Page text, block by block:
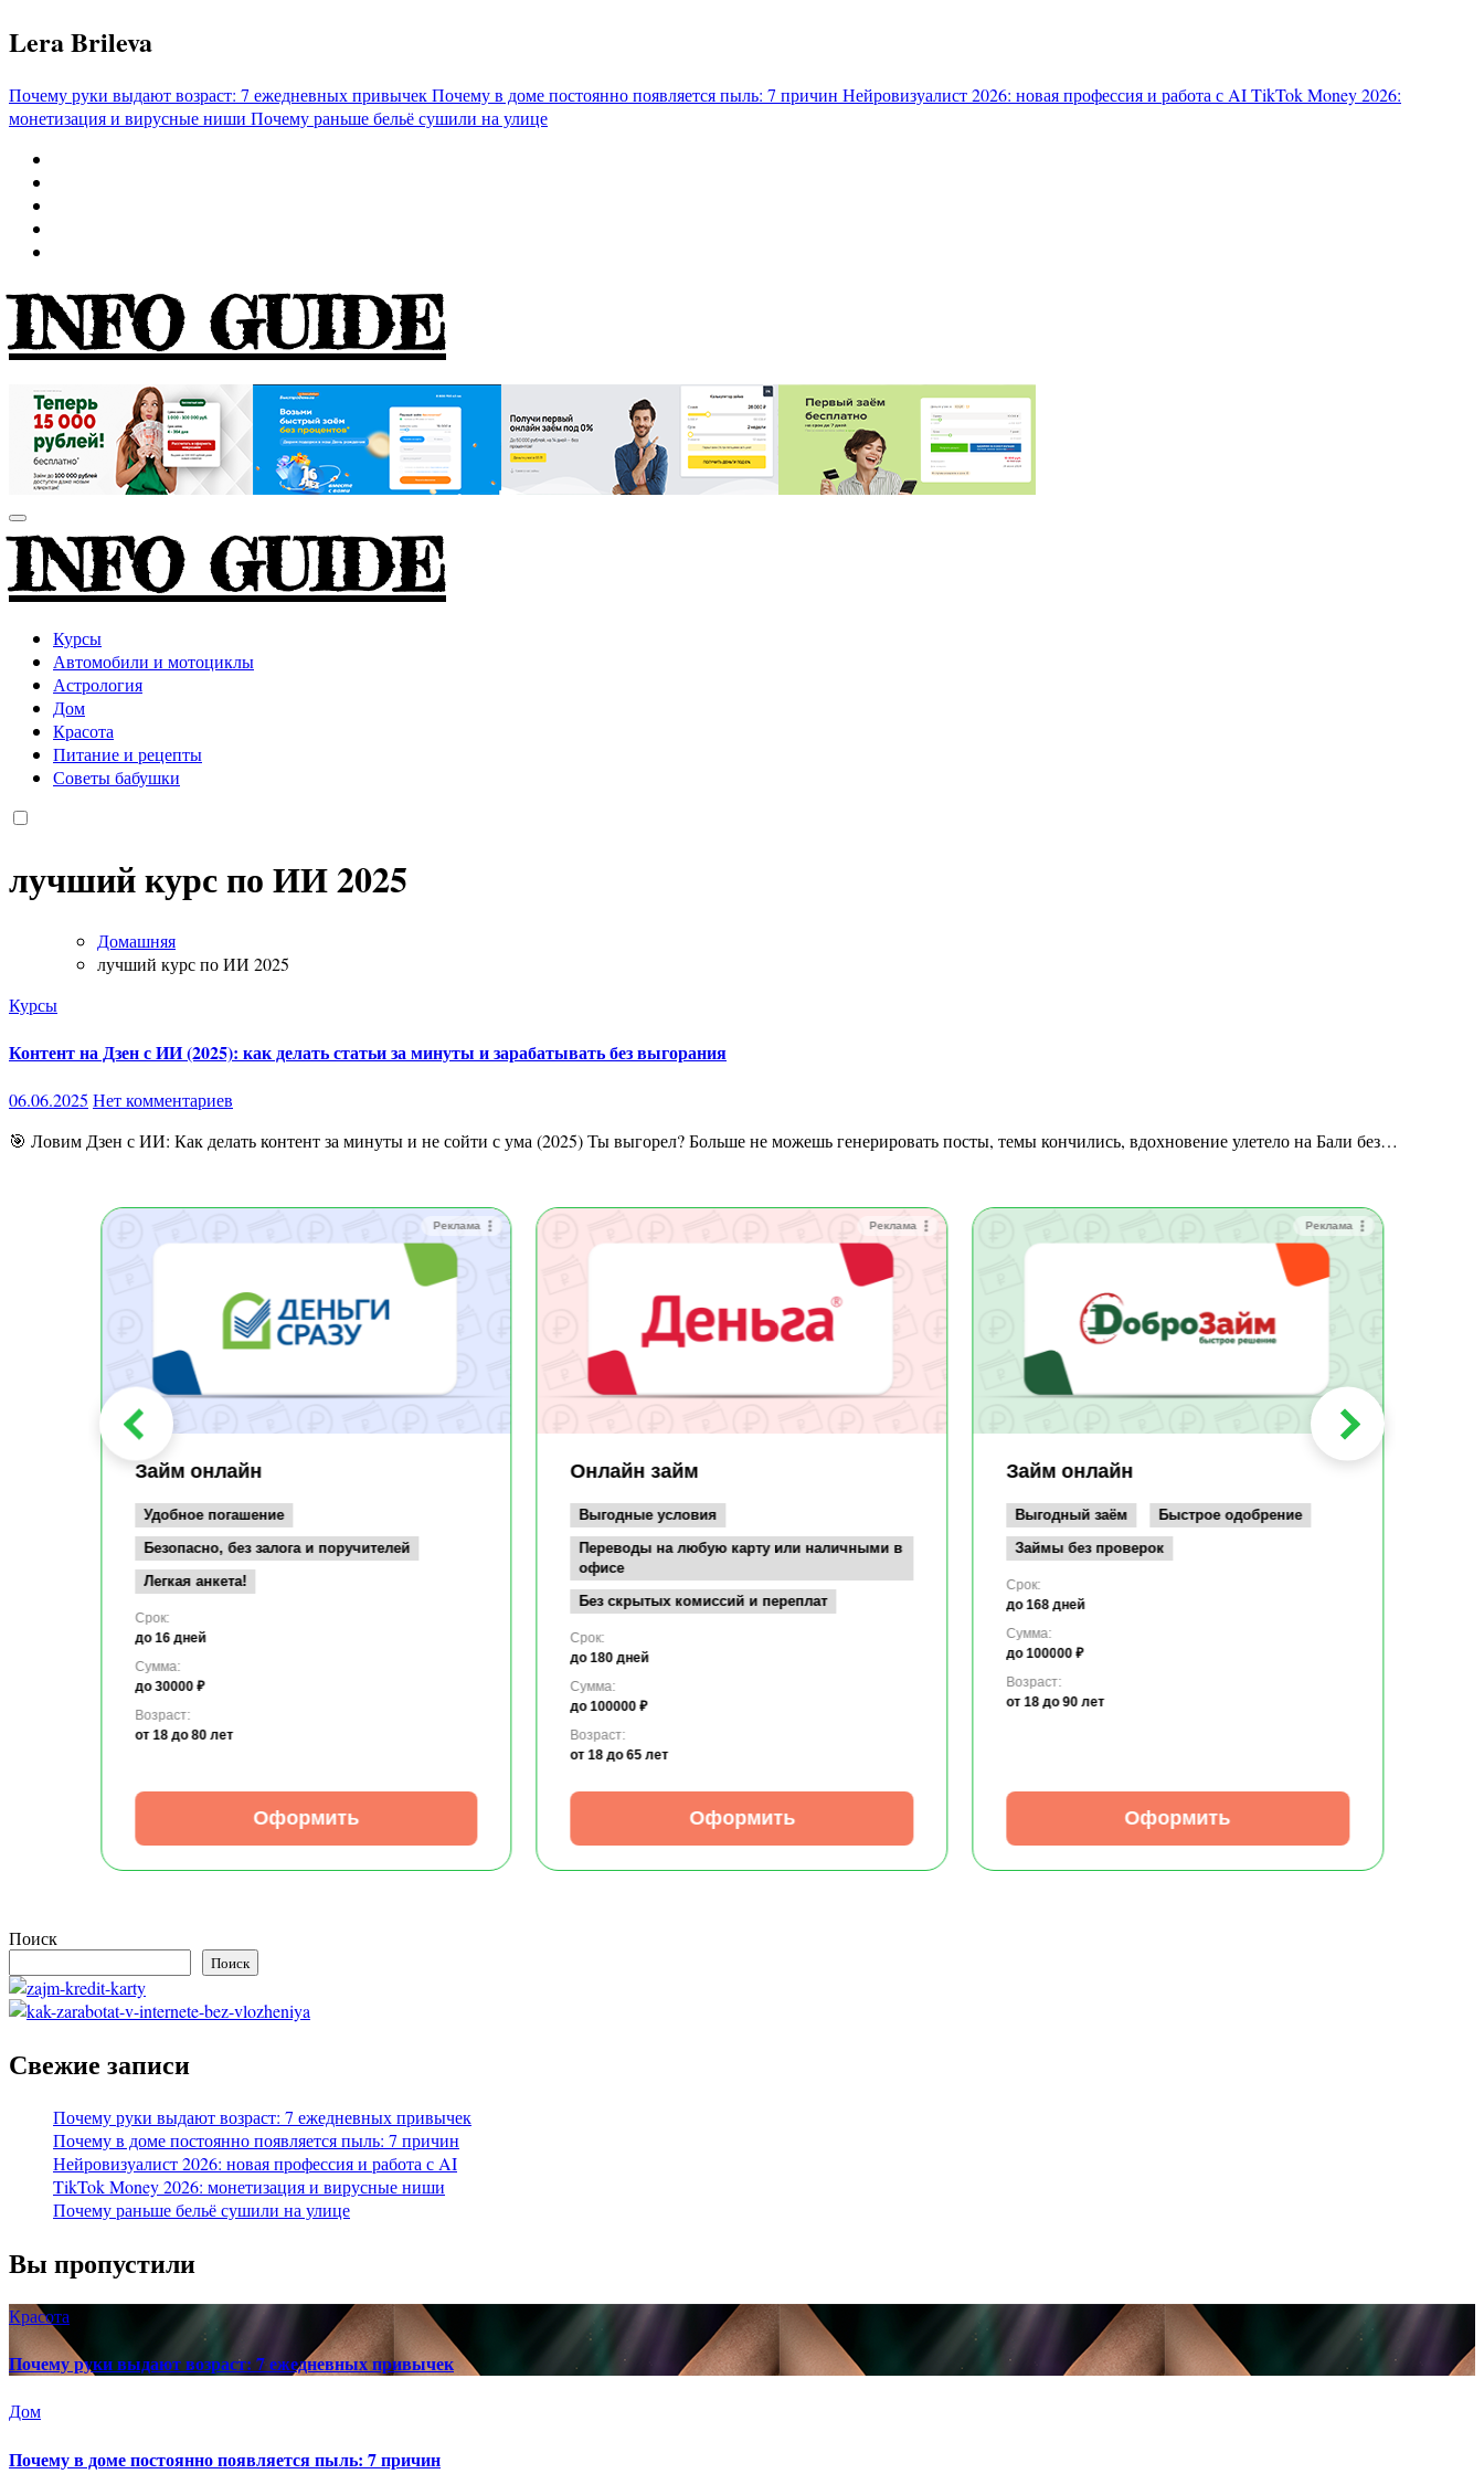
Перейти
к
Lera Brileva
Почему руки выдают возраст: 7 ежедневных привычекПочему в доме постоянно появляется пыль: 7 причин Нейровизуалист 2026: новая профессия и работа с AITikTok Money 2026:
монетизация и вирусные ниши Почему раньше бельё сушили на улице
INFO GUIDE
INFO GUIDE
Курсы
Автомобили и мотоциклы
Астрология
Дом
Красота
Питание и рецепты
Советы бабушки
лучший курс по ИИ 2025
Домашняя
лучший курс по ИИ 2025
Курсы
Контент на Дзен с ИИ (2025): как делать статьи за минуты и зарабатывать без выгорания
06.06.2025 Нет комментариев
🎯 Ловим Дзен с ИИ: Как делать контент за минуты и не сойти с ума (2025) Ты выгорел? Больше не можешь генерировать посты, темы кончились, вдохновение улетело на Бали без…
Реклама
Займ онлайн
Удобное погашение
Безопасно, без залога и поручителей
Легкая анкета!
Срок:
до 16 дней
Сумма:
до 30000 ₽
Возраст:
от 18 до 80 лет
Оформить
Реклама
Онлайн займ
Выгодные условия
Переводы на любую карту или наличными в
офисе
Без скрытых комиссий и переплат
Срок:
до 180 дней
Сумма:
до 100000 ₽
Возраст:
от 18 до 65 лет
Оформить
Реклама
Займ онлайн
Выгодный заём
Быстрое одобрение
Займы без проверок
Срок:
до 168 дней
Сумма:
до 100000 ₽
Возраст:
от 18 до 90 лет
Оформить
Поиск
Поиск
Свежие записи
Почему руки выдают возраст: 7 ежедневных привычек
Почему в доме постоянно появляется пыль: 7 причин
Нейровизуалист 2026: новая профессия и работа с AI
TikTok Money 2026: монетизация и вирусные ниши
Почему раньше бельё сушили на улице
Вы пропустили
Красота
Почему руки выдают возраст: 7 ежедневных привычек
Дом
Почему в доме постоянно появляется пыль: 7 причин